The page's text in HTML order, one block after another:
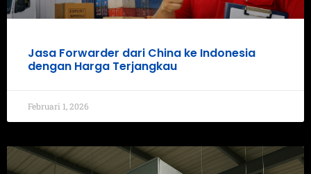
Jasa Forwarder dari China ke Indonesia
dengan Harga Terjangkau
Februari 1, 2026